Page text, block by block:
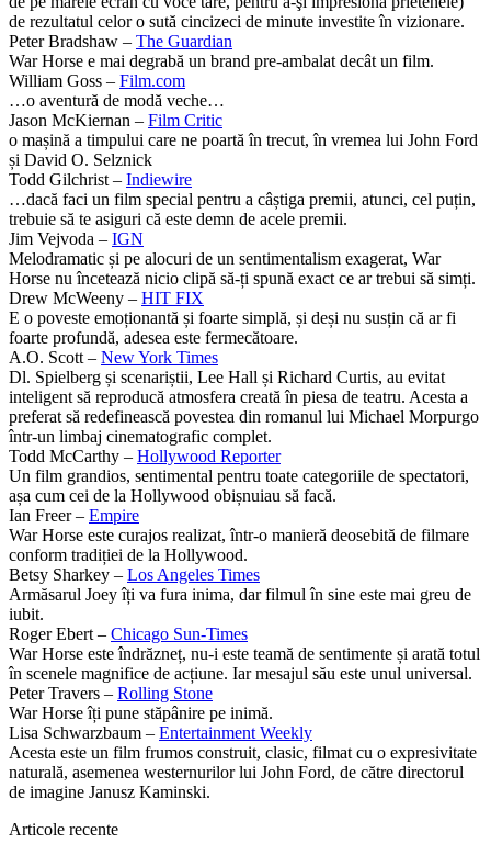
de rezultatul celor o sută cincizeci de minute investite în vizionare.
Peter Bradshaw – The Guardian
War Horse e mai degrabă un brand pre-ambalat decât un film.
William Goss – Film.com
…o aventură de modă veche…
Jason McKiernan – Film Critic
o mașină a timpului care ne poartă în trecut, în vremea lui John Ford
și David O. Selznick
Todd Gilchrist – Indiewire
…dacă faci un film special pentru a câștiga premii, atunci, cel puțin,
trebuie să te asiguri că este demn de acele premii.
Jim Vejvoda – IGN
Melodramatic și pe alocuri de un sentimentalism exagerat, War
Horse nu încetează nicio clipă să-ți spună exact ce ar trebui să simți.
Drew McWeeny – HIT FIX
E o poveste emoționantă și foarte simplă, și deși nu susțin că ar fi
foarte profundă, adesea este fermecătoare.
A.O. Scott – New York Times
Dl. Spielberg și scenariștii, Lee Hall și Richard Curtis, au evitat
inteligent să reproducă atmosfera creată în piesa de teatru. Acesta a
preferat să redefinească povestea din romanul lui Michael Morpurgo
într-un limbaj cinematografic complet.
Todd McCarthy – Hollywood Reporter
Un film grandios, sentimental pentru toate categoriile de spectatori,
așa cum cei de la Hollywood obișnuiau să facă.
Ian Freer – Empire
War Horse este curajos realizat, într-o manieră deosebită de filmare
conform tradiției de la Hollywood.
Betsy Sharkey – Los Angeles Times
Armăsarul Joey îți va fura inima, dar filmul în sine este mai greu de
iubit.
Roger Ebert – Chicago Sun-Times
War Horse este îndrăzneț, nu-i este teamă de sentimente și arată totul
în scenele magnifice de acțiune. Iar mesajul său este unul universal.
Peter Travers – Rolling Stone
War Horse îți pune stăpânire pe inimă.
Lisa Schwarzbaum – Entertainment Weekly
Acesta este un film frumos construit, clasic, filmat cu o expresivitate
naturală, asemenea westernurilor lui John Ford, de către directorul
de imagine Janusz Kaminski.
Articole recente